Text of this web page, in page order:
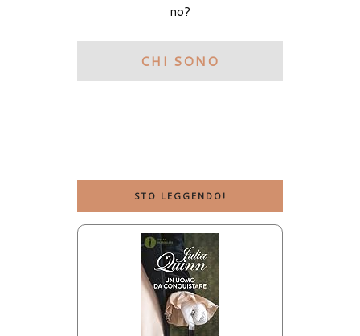
no?
CHI SONO
STO LEGGENDO!